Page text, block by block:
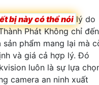
bị này có thể nói lý do
Phát Không chỉ đến
phẩm mang lại mà
và giá cả hợp lý. Đó
luôn là sự lựa
camera an ninh xuất